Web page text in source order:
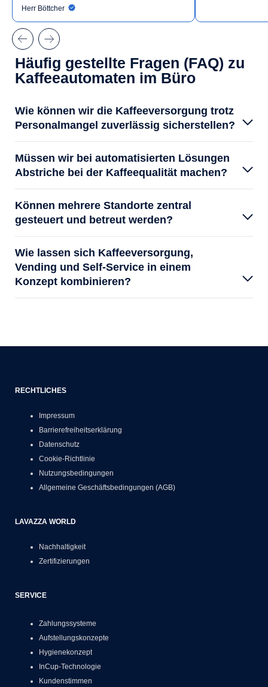
Herr Böttcher
Häufig gestellte Fragen (FAQ) zu
Kaffeeautomaten im Büro
Wie können wir die Kaffeeversorgung trotz
Personalmangel zuverlässig sicherstellen?
Müssen wir bei automatisierten Lösungen
Abstriche bei der Kaffeequalität machen?
Können mehrere Standorte zentral
gesteuert und betreut werden?
Wie lassen sich Kaffeeversorgung,
Vending und Self-Service in einem
Konzept kombinieren?
RECHTLICHES
Impressum
Barrierefreiheitserklärung
Datenschutz
Cookie-Richtlinie
Nutzungsbedingungen
Allgemeine Geschäftsbedingungen (AGB)
LAVAZZA WORLD
Nachhaltigkeit
Zertifizierungen
SERVICE
Zahlungssysteme
Aufstellungskonzepte
Hygienekonzept
InCup-Technologie
Kundenstimmen